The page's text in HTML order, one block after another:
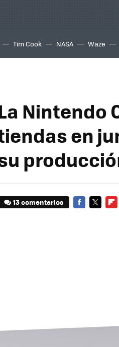
Tim Cook NASA Waze
Nintendo
en
13 comentarios